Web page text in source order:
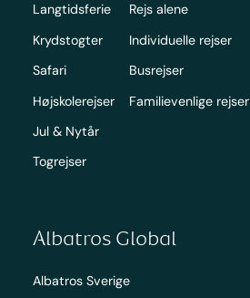
Langtidsferie
Krydstogter
Safari
Højskolerejser
Jul & Nytår
Togrejser
Rejs alene
Individuelle rejser
Busrejser
Familievenlige rejser
Albatros Global
Albatros Sverige